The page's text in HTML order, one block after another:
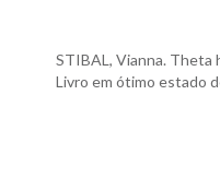
STIBAL, Vianna. Theta
Livro em ótimo estado